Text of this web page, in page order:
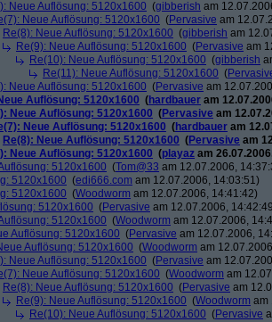
Neue Auflösung: 5120x1600 (gibberish am
Neue Auflösung: 5120x1600 (Pervasive am
Re(8): Neue Auflösung: 5120x1600 (gibberish am
Re(9): Neue Auflösung: 5120x1600 (Pervasive am
Re(10): Neue Auflösung: 5120x1600 (gibberish
Re(11): Neue Auflösung: 5120x1600 (
Neue Auflösung: 5120x1600 (Pervasive am
Auflösung: 5120x1600 (hardbauer am
Neue Auflösung: 5120x1600 (Pervasive am
Neue Auflösung: 5120x1600 (hardbauer am
Re(8): Neue Auflösung: 5120x1600 (Pervasive am
Neue Auflösung: 5120x1600 (playaz am
5120x1600 (Tom@33 am 12.07.2006,
5120x1600 (edi666.com am 12.07.2006, 14:03:51)
5120x1600 (Woodworm am 12.07.2006, 14:41:42)
5120x1600 (Pervasive am 12.07.2006,
5120x1600 (Woodworm am 12.07.2006,
Auflösung: 5120x1600 (Pervasive am 12.07.2006,
Auflösung: 5120x1600 (Woodworm am
Neue Auflösung: 5120x1600 (Pervasive am
Neue Auflösung: 5120x1600 (Woodworm am
Re(8): Neue Auflösung: 5120x1600 (Pervasive am
Re(9): Neue Auflösung: 5120x1600 (Woodworm am
Re(10): Neue Auflösung: 5120x1600 (Pervasive